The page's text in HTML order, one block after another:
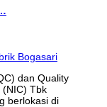
dan Quality
(NIC) Tbk
berlokasi di